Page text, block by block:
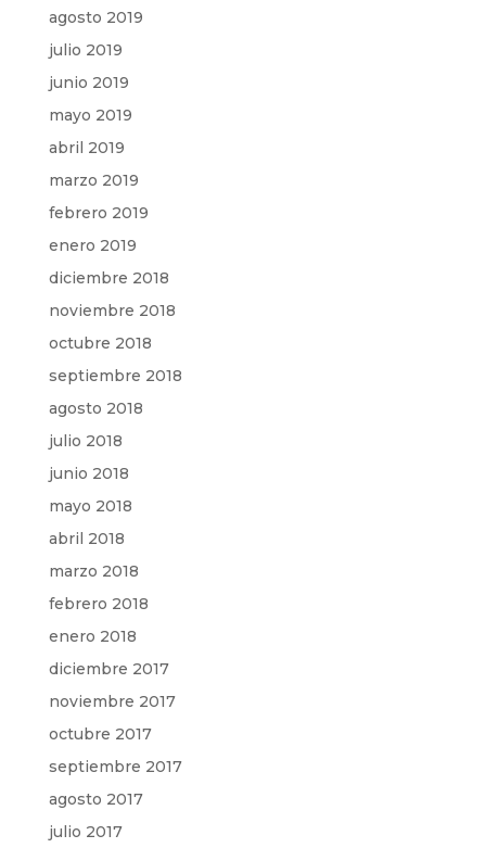
agosto 2019
julio 2019
junio 2019
mayo 2019
abril 2019
marzo 2019
febrero 2019
enero 2019
diciembre 2018
noviembre 2018
octubre 2018
septiembre 2018
agosto 2018
julio 2018
junio 2018
mayo 2018
abril 2018
marzo 2018
febrero 2018
enero 2018
diciembre 2017
noviembre 2017
octubre 2017
septiembre 2017
agosto 2017
julio 2017